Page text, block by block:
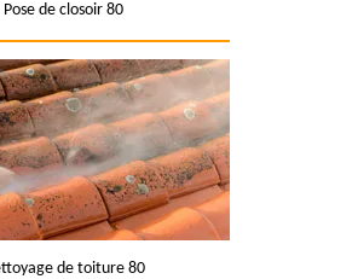
Pose de closoir 80
de toiture 80